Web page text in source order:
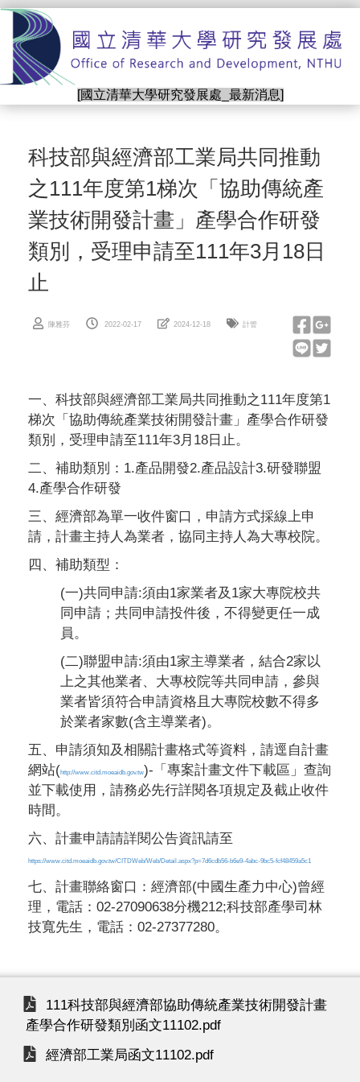
跳
主
要
內
[國立清華大學研究發展處_最新消息]
科技部與經濟部工業局共同推動
之111年度第1梯次「協助傳統產
業技術開發計畫」產學合作研發
類別，受理申請至111年3月18日
止
陳雅芬 2022-02-17 2024-12-18 計管
一、科技部與經濟部工業局共同推動之111年度第1
梯次「協助傳統產業技術開發計畫」產學合作研發
類別，受理申請至111年3月18日止。
二、補助類別：1.產品開發2.產品設計3.研發聯盟
4.產學合作研發
三、經濟部為單一收件窗口，申請方式採線上申
請，計畫主持人為業者，協同主持人為大專校院。
四、補助類型：
(一)共同申請:須由1家業者及1家大專院校共
同申請；共同申請投件後，不得變更任一成
員。
(二)聯盟申請:須由1家主導業者，結合2家以
上之其他業者、大專校院等共同申請，參與
業者皆須符合申請資格且大專院校數不得多
於業者家數(含主導業者)。
五、申請須知及相關計畫格式等資料，請逕自計畫
網站(http://www.citd.moeaidb.gov.tw)-「專案計畫文件下載區」查詢
並下載使用，請務必先行詳閱各項規定及截止收件
時間。
六、計畫申請請詳閱公告資訊請至
https://www.citd.moeaidb.gov.tw/CITDWeb/Web/Detail.aspx?p=7d6cdb56-b6e9-4abc-9bc5-fcf48459a5c1
七、計畫聯絡窗口：經濟部(中國生產力中心)曾經
理，電話：02-27090638分機212;科技部產學司林
技寬先生，電話：02-27377280。
111科技部與經濟部協助傳統產業技術開發計畫
產學合作研發類別函文11102.pdf
經濟部工業局函文11102.pdf